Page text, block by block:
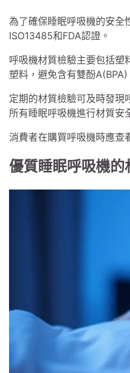
為了確保睡眠呼吸機的安全
ISO13485和FDA認證。
呼吸機材質檢驗主要包括塑
塑料，避免含有雙酚
定期的材質檢驗可及時發現
所有睡眠呼吸機進行材質安
消費者在購買呼吸機時應查
優質睡眠呼吸機